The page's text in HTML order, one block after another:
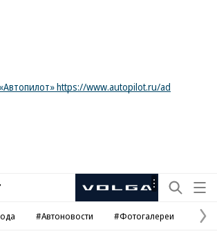
https://www.autopilot.ru/ad
Рекламная
#Автоновости #Фотогалереи